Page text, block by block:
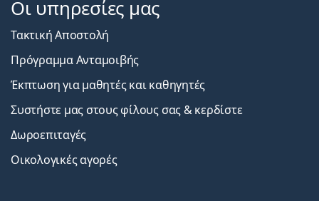
Οι υπηρεσίες μας
Τακτική Αποστολή
Πρόγραμμα Ανταμοιβής
Έκπτωση για μαθητές και καθηγητές
Συστήστε μας στους φίλους σας & κερδίστε
Δωροεπιταγές
Οικολογικές αγορές